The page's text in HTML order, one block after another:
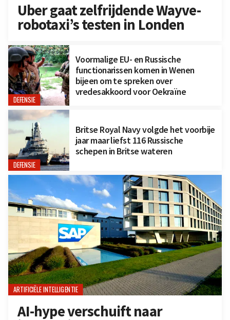
Uber gaat zelfrijdende Wayve-
robotaxi’s testen in Londen
DEFENSIE
Voormalige EU- en Russische
functionarissen komen in Wenen
bijeen om te spreken over
vredesakkoord voor Oekraïne
DEFENSIE
Britse Royal Navy volgde het voorbije
jaar maar liefst 116 Russische
schepen in Britse wateren
ARTIFICIËLE INTELLIGENTIE
AI-hype verschuift naar